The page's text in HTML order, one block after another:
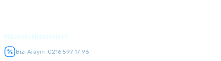
Bizi Arayın :0216 597 17 96